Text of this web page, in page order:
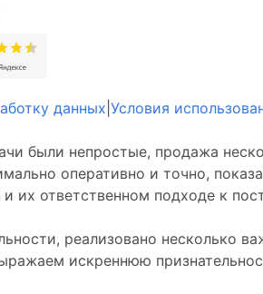
данных Условия
были непростые, продажа
оперативно и точно,
их ответственном подходе к
реализовано несколько
искреннюю